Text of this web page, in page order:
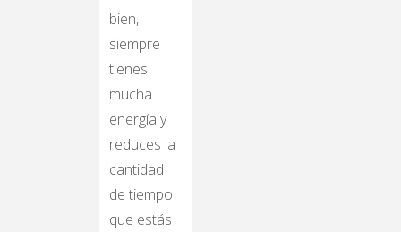
bien,
siempre
tienes
mucha
energía y
reduces la
cantidad
de tiempo
que estás